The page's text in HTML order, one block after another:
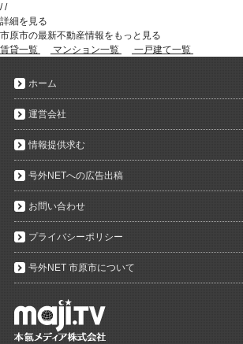
//
詳細を見る
市原市の最新不動産情報をもっと見る
賃貸一覧
マンション一覧 一戸建て一覧
ホーム
運営会社
情報提供求む
号外NETへの広告出稿
お問い合わせ
プライバシーポリシー
号外NET 市原市について